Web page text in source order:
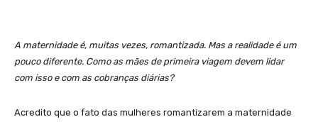
A maternidade é, muitas vezes, romantizada. Mas a realidade é um
pouco diferente. Como as mães de primeira viagem devem lidar
com isso e com as cobranças diárias?
Acredito que o fato das mulheres romantizarem a maternidade